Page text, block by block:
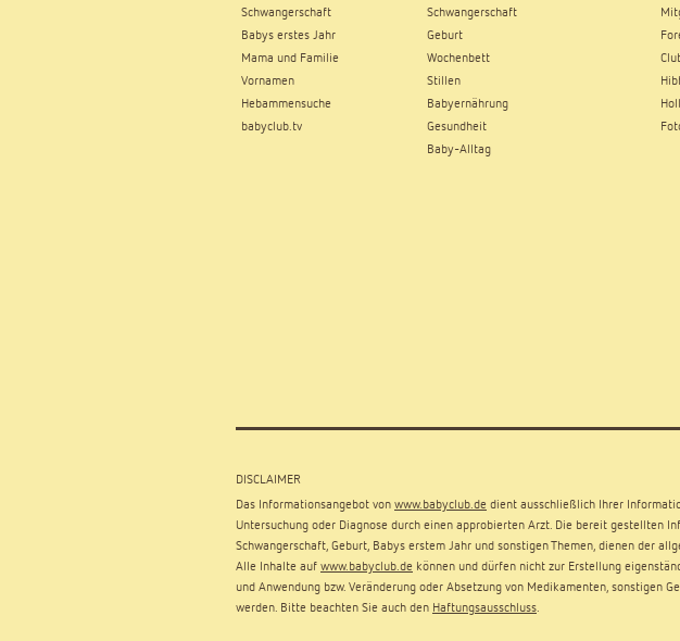
Schwangerschaft
Babys erstes Jahr
Mama und Familie
Vornamen
Hebammensuche
babyclub.tv
Schwangerschaft
Geburt
Wochenbett
Stillen
Babyernährung
Gesundheit
Baby-Alltag
DISCLAIMER
Das Informationsangebot von www.babyclub.de dient ausschließlich Ihrer
Untersuchung oder Diagnose durch einen approbierten Arzt. Die bereit gestellten
Schwangerschaft, Geburt, Babys erstem Jahr und sonstigen Themen, dienen der
Alle Inhalte auf www.babyclub.de können und dürfen nicht zur Erstellung
und Anwendung bzw. Veränderung oder Absetzung von Medikamenten, sonstigen
werden. Bitte beachten Sie auch den Haftungsausschluss.